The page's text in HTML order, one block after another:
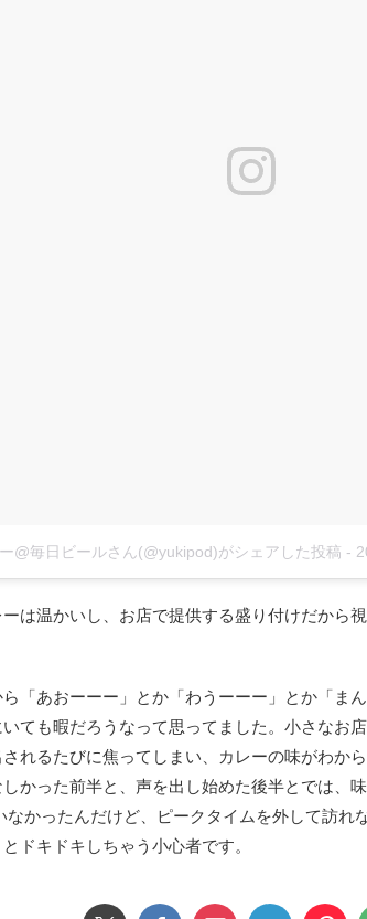
@毎日ビールさん(@yukipod)がシェアした投稿 -
は温かいし、お店で提供する盛り付けだから
ら「あおーーー」とか「わうーーー」とか「ま
ても暇だろうなって思ってました。小さなお
れるたびに焦ってしまい、カレーの味がわか
かった前半と、声を出し始めた後半とでは、
なかったんだけど、ピークタイムを外して訪れ
ドキドキしちゃう小心者です。